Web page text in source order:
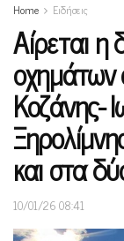
Home Ειδήσεις
Αίρεται η
οχημάτων
Κοζάνης-
και στα
10/01/26 08:41